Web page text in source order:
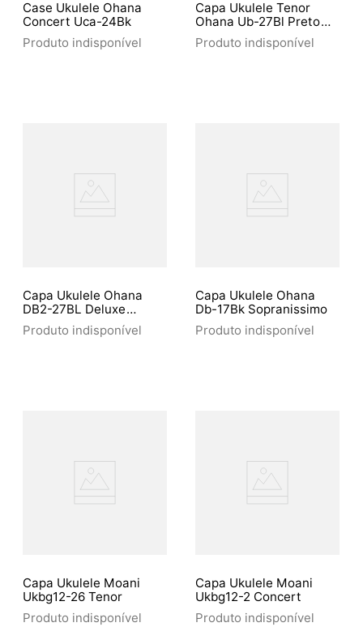
Case Ukulele Ohana
Concert Uca-24Bk
Produto indisponível
Capa Ukulele Tenor
Ohana Ub-27Bl Preto
Com Estampa
Produto indisponível
Capa Ukulele Ohana
DB2-27BL Deluxe
Double tenor
Produto indisponível
Capa Ukulele Ohana
Db-17Bk Sopranissimo
Produto indisponível
Capa Ukulele Moani
Ukbg12-26 Tenor
Produto indisponível
Capa Ukulele Moani
Ukbg12-2 Concert
Produto indisponível